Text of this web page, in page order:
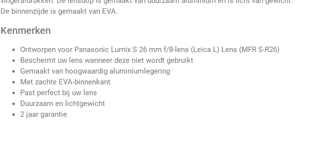
De binnenzijde is gemaakt van EVA.
Kenmerken
Ontworpen voor Panasonic Lumix S 26 mm f/8-lens (Leica L) Lens (MFR S-R26)
Beschermt uw lens wanneer deze niet wordt gebruikt
Gemaakt van hoogwaardig aluminiumlegering
Met zachte EVA-binnenkant
Past perfect bij uw lens
Duurzaam en lichtgewicht
2 jaar garantie